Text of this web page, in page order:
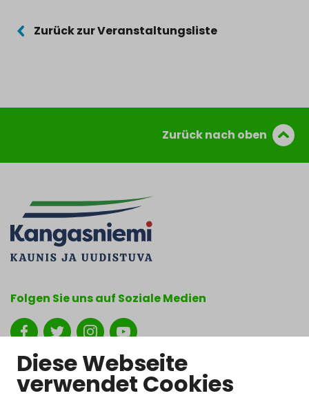
Diese Webseite
verwendet Cookies
Zurück zur Veranstaltungsliste
Zurück nach oben
Folgen Sie uns auf Soziale Medien
Show my cookie settings